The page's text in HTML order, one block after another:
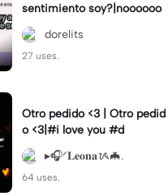
sentimiento soy?|noooooo
dorelits
27 uses.
Otro pedido <3 | Otro pedid
o <3|#i love you #d
▸🎧ᐟ𝐋𝐞𝐨𝐧𝐚ᝰ🦇.
64 uses.